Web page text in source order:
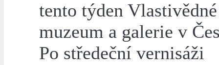
tento týden Vlastivědné
muzeum a galerie v
Po středeční vernisáži